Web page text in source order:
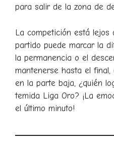
para salir de la zona de
La competición está lejos
partido puede marcar la
la permanencia o el
mantenerse hasta el
en la parte baja, ¿quién
temida Liga Oro? ¡La
el último minuto!